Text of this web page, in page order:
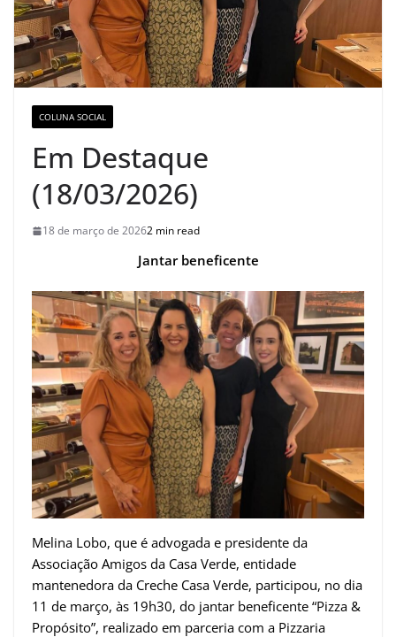
COLUNA SOCIAL
Em Destaque
(18/03/2026)
18 de março de 20262 min read
Jantar beneficente
Melina Lobo, que é advogada e presidente da
Associação Amigos da Casa Verde, entidade
mantenedora da Creche Casa Verde, participou, no dia
11 de março, às 19h30, do jantar beneficente “Pizza &
Propósito”, realizado em parceria com a Pizzaria